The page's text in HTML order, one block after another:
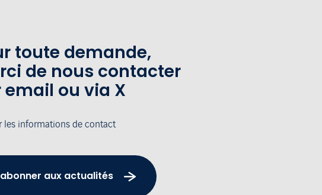
toute demande,
de nous contacter
email ou via X
les informations de contact
aux actualités